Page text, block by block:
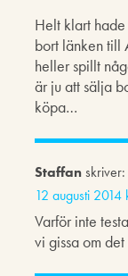
Helt klart
bort länken till
heller spillt
är ju att sälja
köpa…
Staffanskriver:
12 augusti 2014
Varför inte
vi gissa om